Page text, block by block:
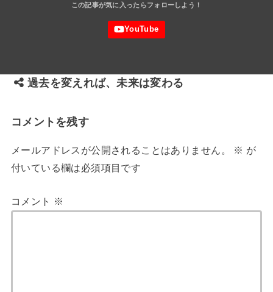
過去を変えれば、未来は変わる
コメントを残す
メールアドレスが公開されることはありません。 ※ が
付いている欄は必須項目です
コメント ※